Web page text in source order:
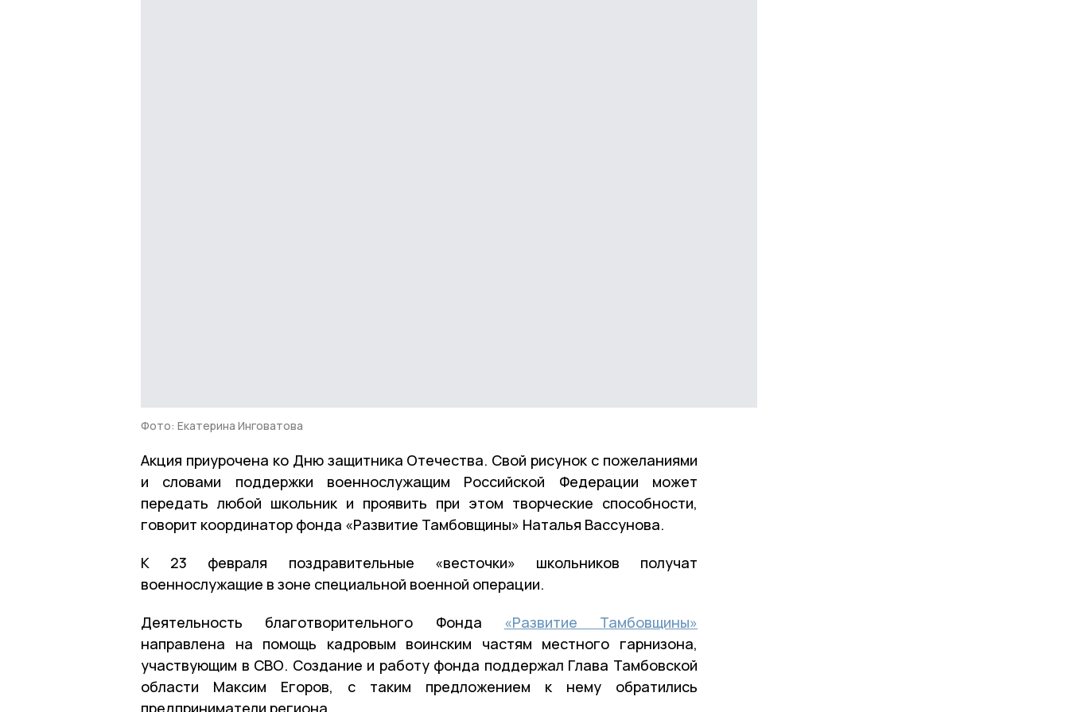
Фото: Екатерина Инговатова
Акция приурочена ко Дню защитника Отечества. Свой рисунок с пожеланиями
и словами поддержки военнослужащим Российской Федерации может
передать любой школьник и проявить при этом творческие способности,
говорит координатор фонда «Развитие Тамбовщины» Наталья Вассунова.
К 23 февраля поздравительные «весточки» школьников получат
военнослужащие в зоне специальной военной операции.
Деятельность благотворительного Фонда «Развитие Тамбовщины»
направлена на помощь кадровым воинским частям местного гарнизона,
участвующим в СВО. Создание и работу фонда поддержал Глава Тамбовской
области Максим Егоров, с таким предложением к нему обратились
предприниматели региона.